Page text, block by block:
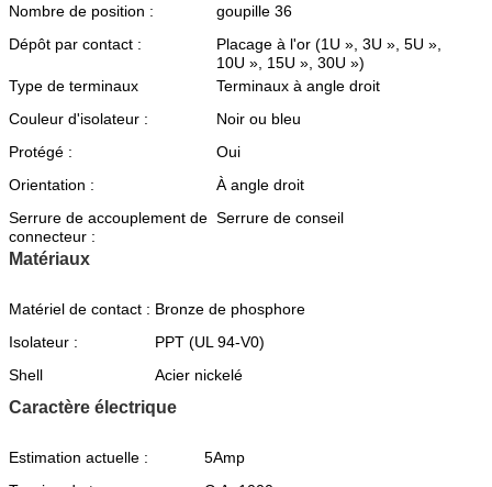
Nombre de position :
goupille 36
Dépôt par contact :
Placage à l'or (1U », 3U », 5U »,
10U », 15U », 30U »)
Type de terminaux
Terminaux à angle droit
Couleur d'isolateur :
Noir ou bleu
Protégé :
Oui
Orientation :
À angle droit
Serrure de accouplement de
connecteur :
Serrure de conseil
Matériaux
Matériel de contact : Bronze de phosphore
Isolateur :
PPT (UL 94-V0)
Shell
Acier nickelé
Caractère électrique
Estimation actuelle :
5Amp